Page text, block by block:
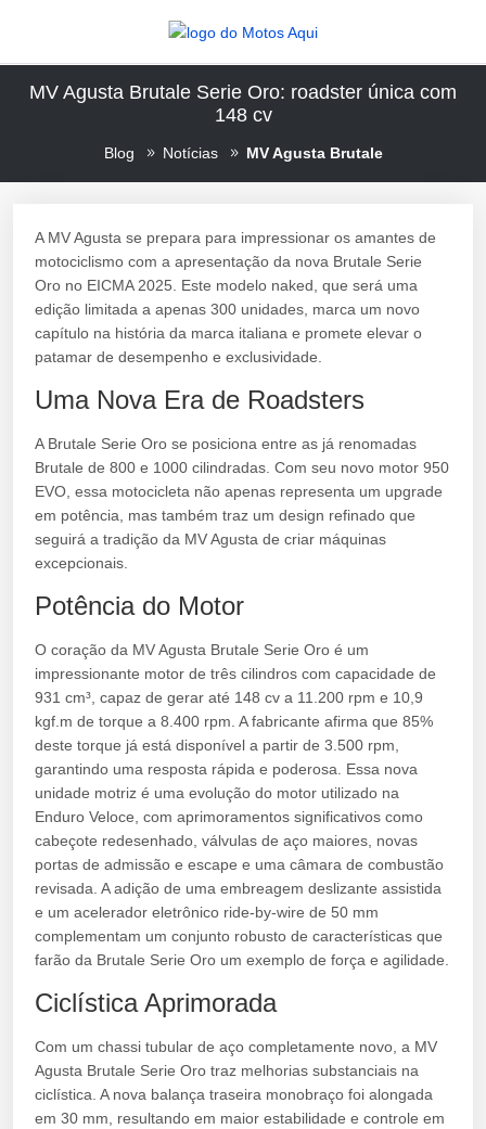
MV Agusta Brutale Serie Oro: roadster única com
148 cv
Blog Notícias MV Agusta Brutale
A MV Agusta se prepara para impressionar os amantes de
motociclismo com a apresentação da nova Brutale Serie
Oro no EICMA 2025. Este modelo naked, que será uma
edição limitada a apenas 300 unidades, marca um novo
capítulo na história da marca italiana e promete elevar o
patamar de desempenho e exclusividade.
Uma Nova Era de Roadsters
A Brutale Serie Oro se posiciona entre as já renomadas
Brutale de 800 e 1000 cilindradas. Com seu novo motor 950
EVO, essa motocicleta não apenas representa um upgrade
em potência, mas também traz um design refinado que
seguirá a tradição da MV Agusta de criar máquinas
excepcionais.
Potência do Motor
O coração da MV Agusta Brutale Serie Oro é um
impressionante motor de três cilindros com capacidade de
931 cm³, capaz de gerar até 148 cv a 11.200 rpm e 10,9
kgf.m de torque a 8.400 rpm. A fabricante afirma que 85%
deste torque já está disponível a partir de 3.500 rpm,
garantindo uma resposta rápida e poderosa. Essa nova
unidade motriz é uma evolução do motor utilizado na
Enduro Veloce, com aprimoramentos significativos como
cabeçote redesenhado, válvulas de aço maiores, novas
portas de admissão e escape e uma câmara de combustão
revisada. A adição de uma embreagem deslizante assistida
e um acelerador eletrônico ride-by-wire de 50 mm
complementam um conjunto robusto de características que
farão da Brutale Serie Oro um exemplo de força e agilidade.
Ciclística Aprimorada
Com um chassi tubular de aço completamente novo, a MV
Agusta Brutale Serie Oro traz melhorias substanciais na
ciclística. A nova balança traseira monobraço foi alongada
em 30 mm, resultando em maior estabilidade e controle em